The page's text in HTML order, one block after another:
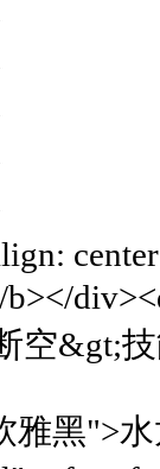
空&gt;
黑">水